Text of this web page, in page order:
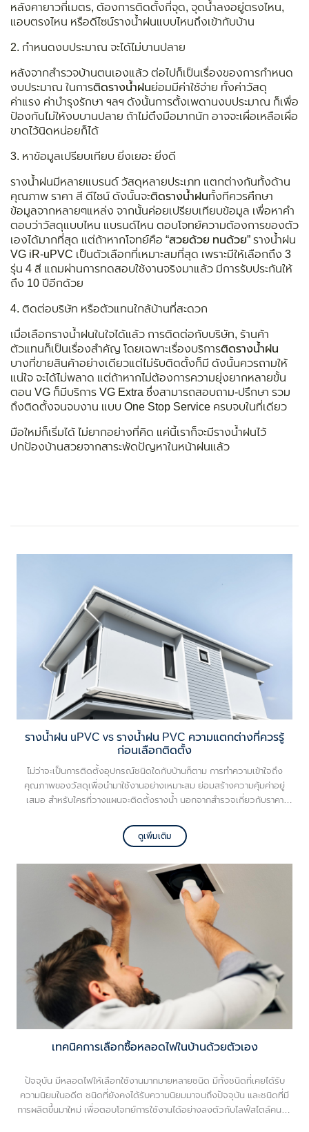
หลังคายาวกี่เมตร, ต้องการติดตั้งกี่จุด, จุดน้ำลงอยู่ตรงไหน,
แอบตรงไหน หรือดีไซน์รางน้ำฝนแบบไหนถึงเข้ากับบ้าน
2. กำหนดงบประมาณ จะได้ไม่บานปลาย
หลังจากสำรวจบ้านตนเองแล้ว ต่อไปก็เป็นเรื่องของการกำหนด
งบประมาณ ในการติดรางน้ำฝนย่อมมีค่าใช้จ่าย ทั้งค่าวัสดุ
ค่าแรง ค่าบำรุงรักษา ฯลฯ ดังนั้นการตั้งเพดานงบประมาณ ก็เพื่อ
ป้องกันไม่ให้งบบานปลาย ถ้าไม่ตึงมือมากนัก อาจจะเผื่อเหลือเผื่อ
ขาดไว้นิดหน่อยก็ได้
3. หาข้อมูลเปรียบเทียบ ยิ่งเยอะ ยิ่งดี
รางน้ำฝนมีหลายแบรนด์ วัสดุหลายประเภท แตกต่างกันทั้งด้าน
คุณภาพ ราคา สี ดีไซน์ ดังนั้นจะติดรางน้ำฝนทั้งทีควรศึกษา
ข้อมูลจากหลายๆแหล่ง จากนั้นค่อยเปรียบเทียบข้อมูล เพื่อหาคำ
ตอบว่าวัสดุแบบไหน แบรนด์ไหน ตอบโจทย์ความต้องการของตัว
เองได้มากที่สุด แต่ถ้าหากโจทย์คือ “สวยด้วย ทนด้วย” รางน้ำฝน
VG iR-uPVC เป็นตัวเลือกที่เหมาะสมที่สุด เพราะมีให้เลือกถึง 3
รุ่น 4 สี แถมผ่านการทดสอบใช้งานจริงมาแล้ว มีการรับประกันให้
ถึง 10 ปีอีกด้วย
4. ติดต่อบริษัท หรือตัวแทนใกล้บ้านที่สะดวก
เมื่อเลือกรางน้ำฝนในใจได้แล้ว การติดต่อกับบริษัท, ร้านค้า
ตัวแทนก็เป็นเรื่องสำคัญ โดยเฉพาะเรื่องบริการติดรางน้ำฝน
บางที่ขายสินค้าอย่างเดียวแต่ไม่รับติดตั้งก็มี ดังนั้นควรถามให้
แน่ใจ จะได้ไม่พลาด แต่ถ้าหากไม่ต้องการความยุ่งยากหลายขั้น
ตอน VG ก็มีบริการ VG Extra ซึ่งสามารถสอบถาม-ปรึกษา รวม
ถึงติดตั้งจนจบงาน แบบ One Stop Service ครบจบในที่เดียว
มือใหม่ก็เริ่มได้ ไม่ยากอย่างที่คิด แค่นี้เราก็จะมีรางน้ำฝนไว้
ปกป้องบ้านสวยจากสาระพัดปัญหาในหน้าฝนแล้ว
รางน้ำฝน uPVC vs รางน้ำฝน PVC ความแตกต่างที่ควรรู้
ก่อนเลือกติดตั้ง
ไม่ว่าจะเป็นการติดตั้งอุปกรณ์ชนิดใดกับบ้านก็ตาม การทำความเข้าใจถึง
คุณภาพของวัสดุเพื่อนำมาใช้งานอย่างเหมาะสม ย่อมสร้างความคุ้มค่าอยู่
เสมอ สำหรับใครที่วางแผนจะติดตั้งรางน้ำ นอกจากสำรวจเกี่ยวกับราคา
อย่าง uPVC และ PVC มีความแตกต่างอย่างไร เลือกแบบไหนตอบโจทย์การ
ใช้งานมากที่สุด
ดูเพิ่มเติม
เทคนิคการเลือกซื้อหลอดไฟในบ้านด้วยตัวเอง
ปัจจุบัน มีหลอดไฟให้เลือกใช้งานมากมายหลายชนิด มีทั้งชนิดที่เคยได้รับ
ความนิยมในอดีต ชนิดที่ยังคงได้รับความนิยมมาจนถึงปัจจุบัน และชนิดที่มี
การผลิตขึ้นมาใหม่ เพื่อตอบโจทย์การใช้งานได้อย่างลงตัวกับไลฟ์สไตล์คนรุ่น